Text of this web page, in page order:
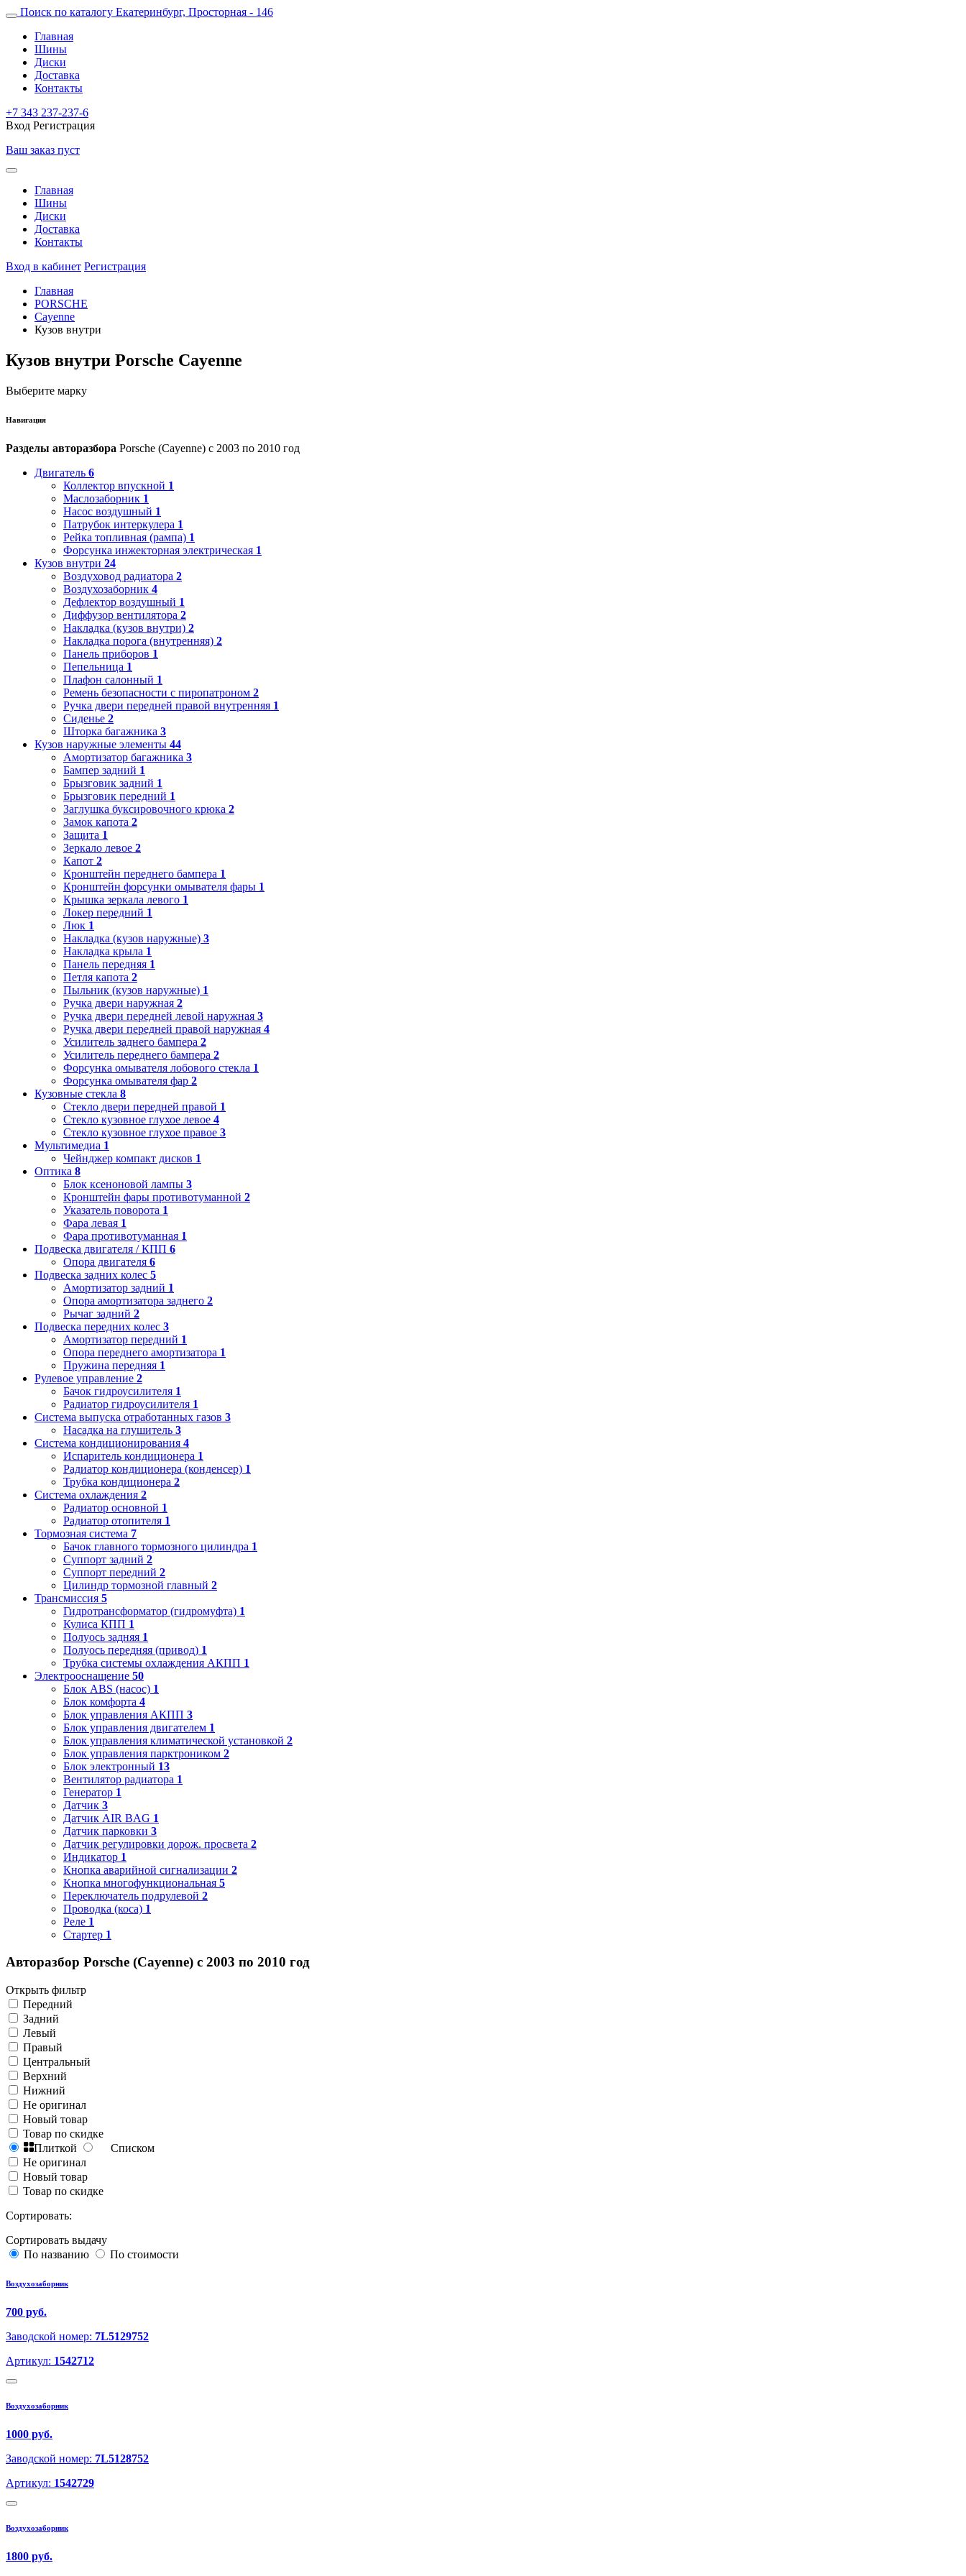
Поиск по каталогу Екатеринбург, Просторная - 146
Главная
Шины
Диски
Доставка
Контакты
+7 343 237-237-6
Вход Регистрация
Ваш заказ пуст
Главная
Шины
Диски
Доставка
Контакты
Вход в кабинет Регистрация
Главная
PORSCHE
Cayenne
Кузов внутри
Кузов внутри Porsche Cayenne
Выберите марку
Навигация
Разделы авторазбора Porsche (Cayenne) с 2003 по 2010 год
Двигатель 6
Коллектор впускной 1
Маслозаборник 1
Насос воздушный 1
Патрубок интеркулера 1
Рейка топливная (рампа) 1
Форсунка инжекторная электрическая 1
Кузов внутри 24
Воздуховод радиатора 2
Воздухозаборник 4
Дефлектор воздушный 1
Диффузор вентилятора 2
Накладка (кузов внутри) 2
Накладка порога (внутренняя) 2
Панель приборов 1
Пепельница 1
Плафон салонный 1
Ремень безопасности с пиропатроном 2
Ручка двери передней правой внутренняя 1
Сиденье 2
Шторка багажника 3
Кузов наружные элементы 44
Амортизатор багажника 3
Бампер задний 1
Брызговик задний 1
Брызговик передний 1
Заглушка буксировочного крюка 2
Замок капота 2
Защита 1
Зеркало левое 2
Капот 2
Кронштейн переднего бампера 1
Кронштейн форсунки омывателя фары 1
Крышка зеркала левого 1
Локер передний 1
Люк 1
Накладка (кузов наружные) 3
Накладка крыла 1
Панель передняя 1
Петля капота 2
Пыльник (кузов наружные) 1
Ручка двери наружная 2
Ручка двери передней левой наружная 3
Ручка двери передней правой наружная 4
Усилитель заднего бампера 2
Усилитель переднего бампера 2
Форсунка омывателя лобового стекла 1
Форсунка омывателя фар 2
Кузовные стекла 8
Стекло двери передней правой 1
Стекло кузовное глухое левое 4
Стекло кузовное глухое правое 3
Мультимедиа 1
Чейнджер компакт дисков 1
Оптика 8
Блок ксеноновой лампы 3
Кронштейн фары противотуманной 2
Указатель поворота 1
Фара левая 1
Фара противотуманная 1
Подвеска двигателя / КПП 6
Опора двигателя 6
Подвеска задних колес 5
Амортизатор задний 1
Опора амортизатора заднего 2
Рычаг задний 2
Подвеска передних колес 3
Амортизатор передний 1
Опора переднего амортизатора 1
Пружина передняя 1
Рулевое управление 2
Бачок гидроусилителя 1
Радиатор гидроусилителя 1
Система выпуска отработанных газов 3
Насадка на глушитель 3
Система кондиционирования 4
Испаритель кондиционера 1
Радиатор кондиционера (конденсер) 1
Трубка кондиционера 2
Система охлаждения 2
Радиатор основной 1
Радиатор отопителя 1
Тормозная система 7
Бачок главного тормозного цилиндра 1
Суппорт задний 2
Суппорт передний 2
Цилиндр тормозной главный 2
Трансмиссия 5
Гидротрансформатор (гидромуфта) 1
Кулиса КПП 1
Полуось задняя 1
Полуось передняя (привод) 1
Трубка системы охлаждения АКПП 1
Электрооснащение 50
Блок ABS (насос) 1
Блок комфорта 4
Блок управления АКПП 3
Блок управления двигателем 1
Блок управления климатической установкой 2
Блок управления парктроником 2
Блок электронный 13
Вентилятор радиатора 1
Генератор 1
Датчик 3
Датчик AIR BAG 1
Датчик парковки 3
Датчик регулировки дорож. просвета 2
Индикатор 1
Кнопка аварийной сигнализации 2
Кнопка многофункциональная 5
Переключатель подрулевой 2
Проводка (коса) 1
Реле 1
Стартер 1
Авторазбор Porsche (Cayenne) с 2003 по 2010 год
Открыть фильтр
Передний
Задний
Левый
Правый
Центральный
Верхний
Нижний
Не оригинал
Новый товар
Товар по скидке
Плиткой
Списком
Не оригинал
Новый товар
Товар по скидке
Сортировать:
Сортировать выдачу
По названию
По стоимости
Воздухозаборник
700 руб.
Заводской номер: 7L5129752
Артикул: 1542712
Воздухозаборник
1000 руб.
Заводской номер: 7L5128752
Артикул: 1542729
Воздухозаборник
1800 руб.